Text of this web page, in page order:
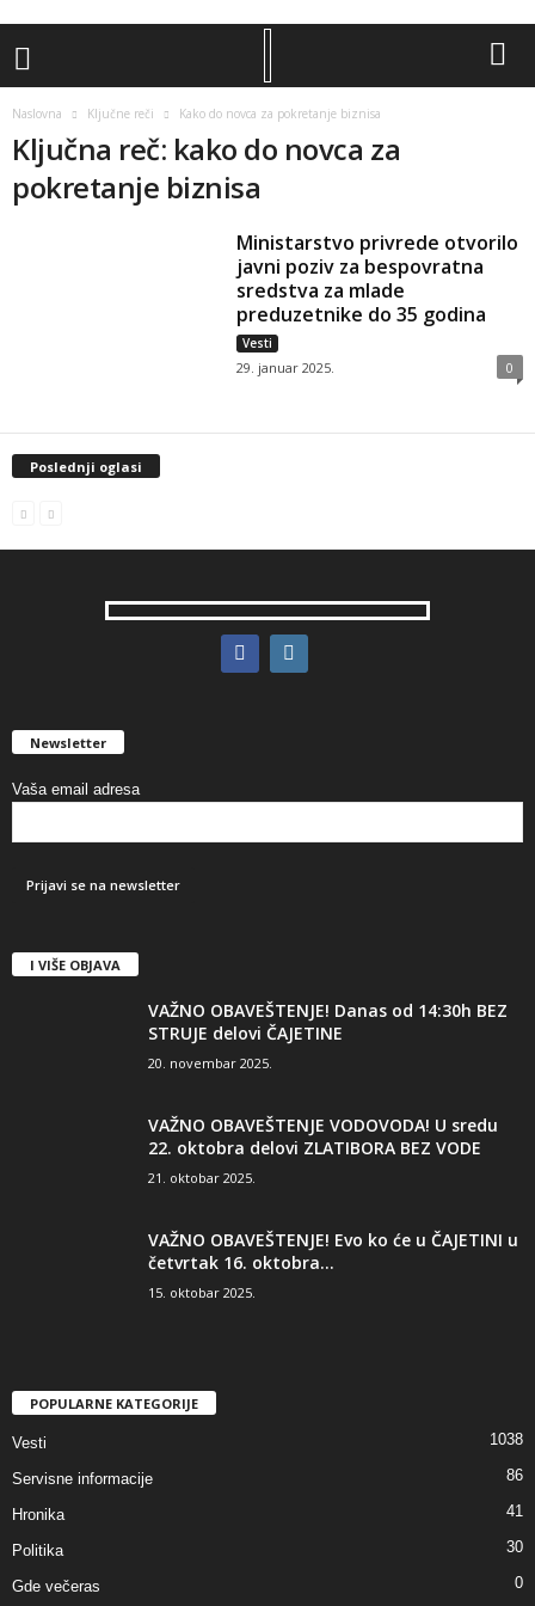
Naslovna Ključne reči Kako do novca za pokretanje biznisa
Ključna reč: kako do novca za
pokretanje biznisa
Ministarstvo privrede otvorilo
javni poziv za bespovratna
sredstva za mlade
preduzetnike do 35 godina
Vesti
29. januar 2025. 0
Poslednji oglasi
Newsletter
Vaša email adresa
I VIŠE OBJAVA
VAŽNO OBAVEŠTENJE! Danas od 14:30h BEZ
STRUJE delovi ČAJETINE
20. novembar 2025.
VAŽNO OBAVEŠTENJE VODOVODA! U sredu
22. oktobra delovi ZLATIBORA BEZ VODE
21. oktobar 2025.
VAŽNO OBAVEŠTENJE! Evo ko će u ČAJETINI u
četvrtak 16. oktobra...
15. oktobar 2025.
POPULARNE KATEGORIJE
Vesti 1038
Servisne informacije 86
Hronika 41
Politika 30
Gde večeras 0